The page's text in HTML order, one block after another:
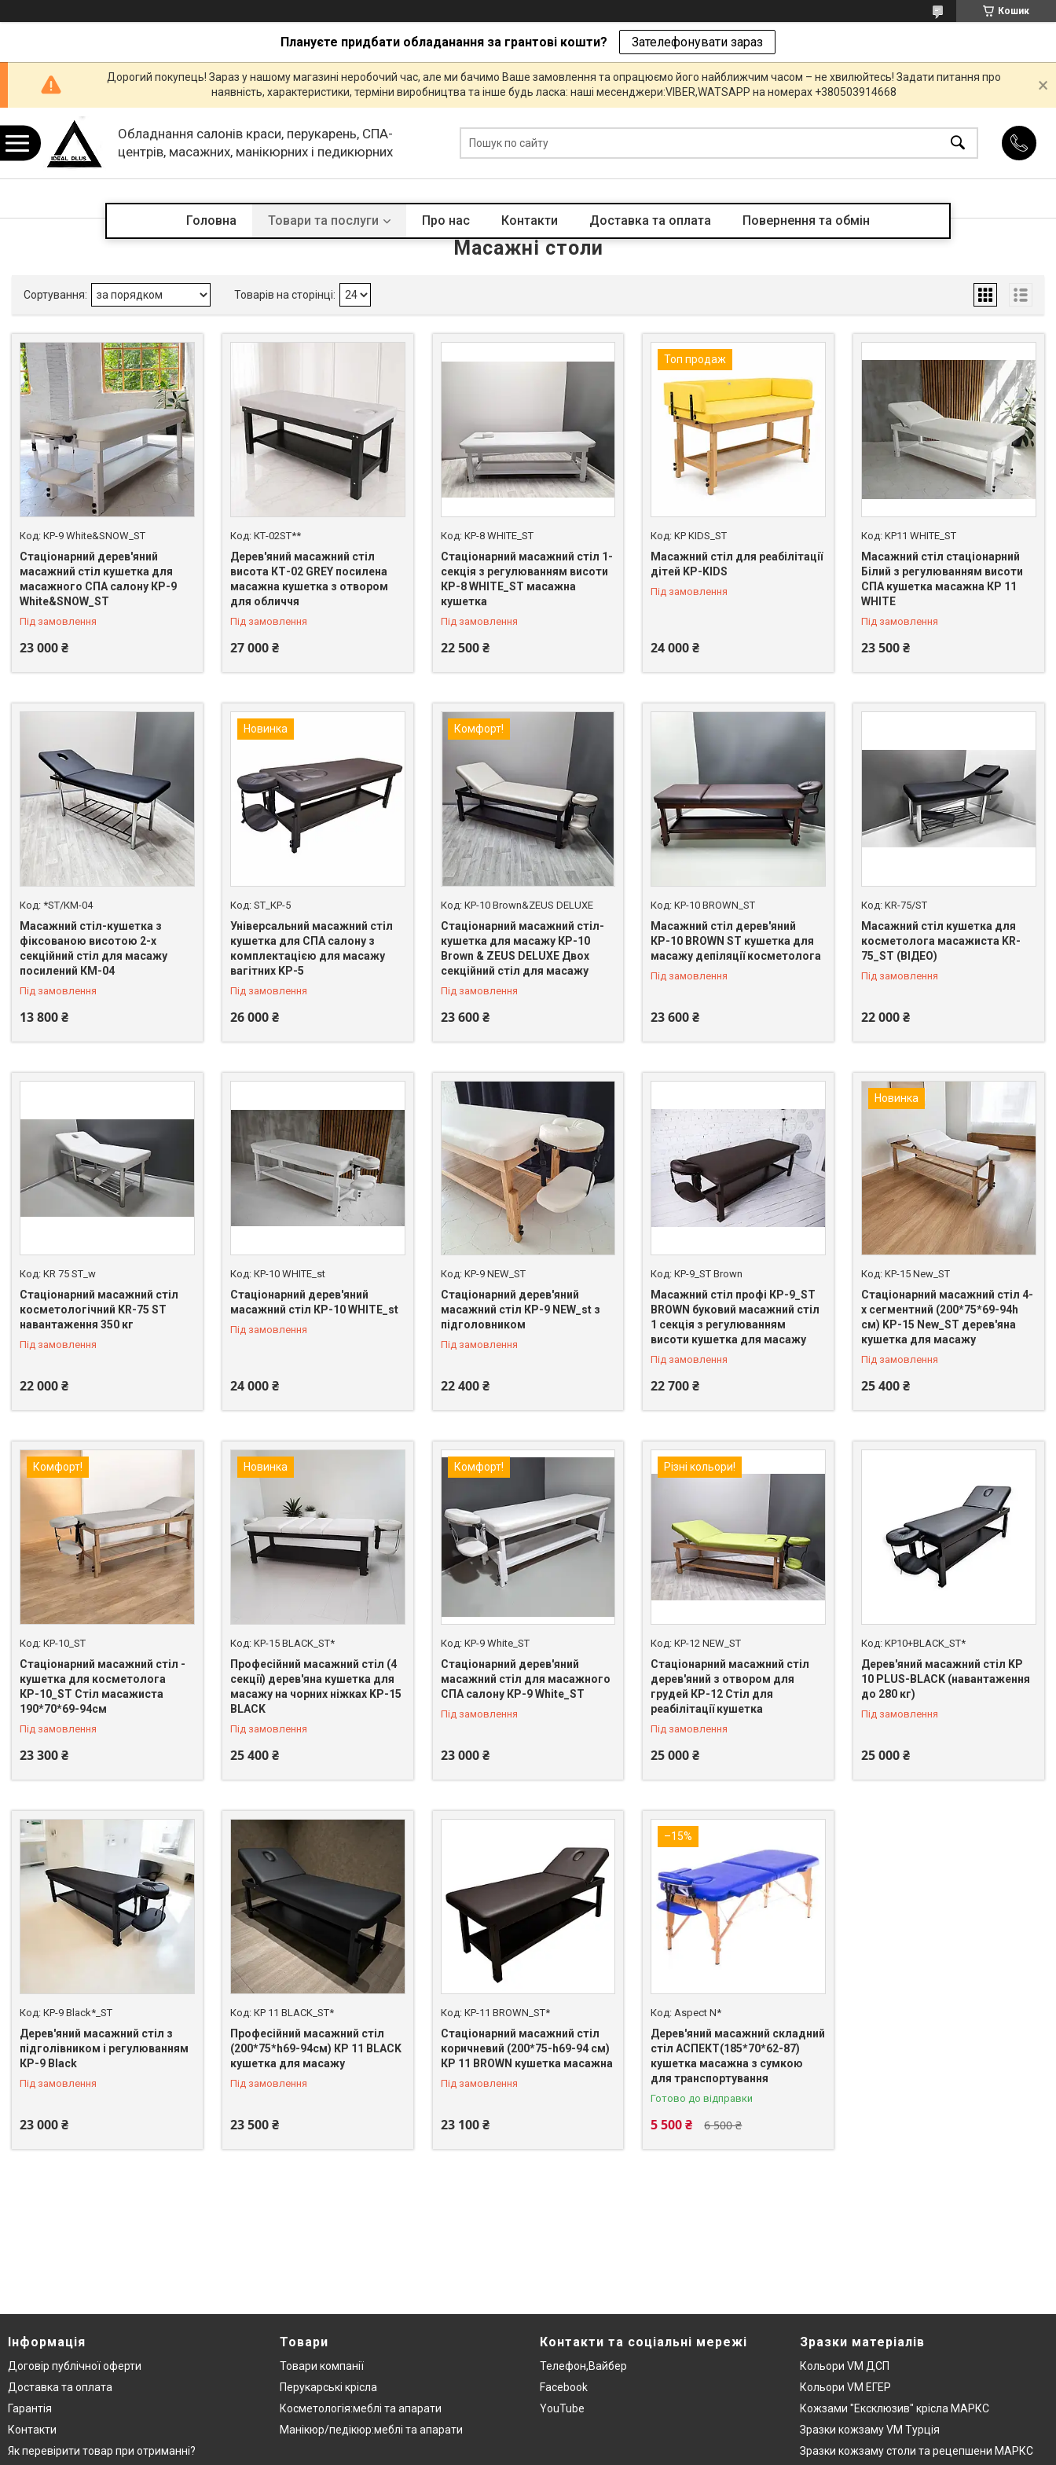
Кошик
Плануєте придбати обладанання за грантові кошти? Зателефонувати зараз
Дорогий покупець! Зараз у нашому магазині неробочий час, але ми бачимо Ваше замовлення та опрацюємо його найближчим часом – не хвилюйтесь! Задати питання про
наявність, характеристики, терміни виробництва та інше будь ласка: наші месенджери:VIBER,WATSAPP на номерах +380503914668
Обладнання салонів краси, перукарень, СПА-
центрів, масажних, манікюрних і педикюрних
Головна Товари та послуги Про нас Контакти Доставка та оплата Повернення та обмін
Масажні столи
КР-9 White&SNOW_ST
Стаціонарний дерев'яний
масажний стіл кушетка для
масажного СПА салону КР-9
White&SNOW_ST
Під замовлення
23 000 ₴
КТ-02ST**
Дерев'яний масажний стіл
висота КТ-02 GREY посилена
масажна кушетка з отвором
для обличчя
Під замовлення
27 000 ₴
КР-8 WHITE_ST
Стаціонарний масажний стіл 1-
секція з регулюванням висоти
КР-8 WHITE_ST масажна
кушетка
Під замовлення
22 500 ₴
Топ продаж
KP KIDS_ST
Масажний стіл для реабілітації
дітей KP-KIDS
Під замовлення
24 000 ₴
KP11 WHITE_ST
Масажний стіл стаціонарний
Білий з регулюванням висоти
СПА кушетка масажна КР 11
WHITE
Під замовлення
23 500 ₴
*ST/КМ-04
Масажний стіл-кушетка з
фіксованою висотою 2-х
секційний стіл для масажу
посилений КМ-04
Під замовлення
13 800 ₴
Новинка
ST_КР-5
Універсальний масажний стіл
кушетка для СПА салону з
комплектацією для масажу
вагітних KP-5
Під замовлення
26 000 ₴
Комфорт!
КР-10 Brown&ZEUS DELUXE
Стаціонарний масажний стіл-
кушетка для масажу КР-10
Brown & ZEUS DELUXE Двох
секційний стіл для масажу
Під замовлення
23 600 ₴
KP-10 BROWN_ST
Масажний стіл дерев'яний
КР-10 BROWN ST кушетка для
масажу депіляції косметолога
Під замовлення
23 600 ₴
KR-75/ST
Масажний стіл кушетка для
косметолога масажиста KR-
75_ST (ВІДЕО)
Під замовлення
22 000 ₴
KR 75 ST_w
Стаціонарний масажний стіл
косметологічний KR-75 ST
навантаження 350 кг
Під замовлення
22 000 ₴
КР-10 WHITE_st
Стаціонарний дерев'яний
масажний стіл КР-10 WHITE_st
Під замовлення
24 000 ₴
KP-9 NEW_ST
Стаціонарний дерев'яний
масажний стіл КР-9 NEW_st з
підголовником
Під замовлення
22 400 ₴
КР-9_ST Brown
Масажний стіл профі КР-9_ST
BROWN буковий масажний стіл
1 секція з регулюванням
висоти кушетка для масажу
Під замовлення
22 700 ₴
Новинка
KP-15 New_ST
Стаціонарний масажний стіл 4-
х сегментний (200*75*69-94h
см) KP-15 New_ST дерев'яна
кушетка для масажу
Під замовлення
25 400 ₴
Комфорт!
КР-10_ST
Стаціонарний масажний стіл -
кушетка для косметолога
КР-10_ST Стіл масажиста
190*70*69-94см
Під замовлення
23 300 ₴
Новинка
KP-15 BLACK_ST*
Професійний масажний стіл (4
секції) дерев'яна кушетка для
масажу на чорних ніжках KP-15
BLACK
Під замовлення
25 400 ₴
Комфорт!
КР-9 White_ST
Стаціонарний дерев'яний
масажний стіл для масажного
СПА салону КР-9 White_ST
Під замовлення
23 000 ₴
Різні кольори!
КР-12 NEW_ST
Стаціонарний масажний стіл
дерев'яний з отвором для
грудей КР-12 Стіл для
реабілітації кушетка
Під замовлення
25 000 ₴
KP10+BLACK_ST*
Дерев'яний масажний стіл KP
10 PLUS-BLACK (навантаження
до 280 кг)
Під замовлення
25 000 ₴
КР-9 Black*_ST
Дерев'яний масажний стіл з
підголівником і регулюванням
КР-9 Black
Під замовлення
23 000 ₴
КР 11 BLACK_ST*
Професійний масажний стіл
(200*75*h69-94см) КР 11 BLACK
кушетка для масажу
Під замовлення
23 500 ₴
КР-11 BROWN_ST*
Стаціонарний масажний стіл
коричневий (200*75-h69-94 см)
КР 11 BROWN кушетка масажна
Під замовлення
23 100 ₴
–15%
Aspect N*
Дерев'яний масажний складний
стіл АСПЕКТ(185*70*62-87)
кушетка масажна з сумкою
для транспортування
Готово до відправки
6 500 ₴
5 500 ₴
Інформація
Договір публічної оферти
Доставка та оплата
Гарантія
Контакти
Як перевірити товар при отриманні?
Товари
Товари компанії
Перукарські крісла
Косметологія:меблі та апарати
Манікюр/педікюр:меблі та апарати
Контакти та соціальні мережі
Телефон,Вайбер
Facebook
YouTube
Зразки матеріалів
Кольори VM ДСП
Кольори VM ЕГЕР
Кожзами "Ексклюзив" крісла МАРКС
Зразки кожзаму VM Турція
Зразки кожзаму столи та рецепшени МАРКС